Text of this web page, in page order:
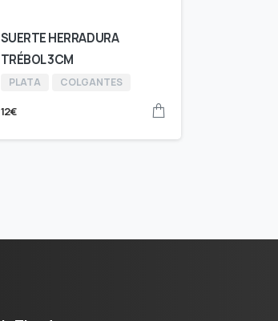
SUERTE HERRADURA
TRÉBOL 3CM
PLATA COLGANTES
12€